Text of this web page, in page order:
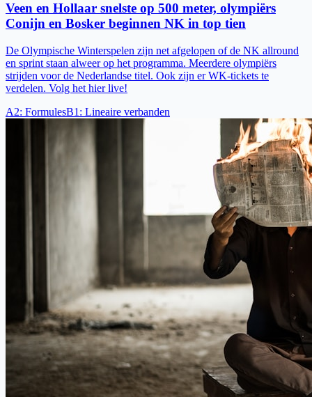
Veen en Hollaar snelste op 500 meter, olympiërs
Conijn en Bosker beginnen NK in top tien
De Olympische Winterspelen zijn net afgelopen of de NK allround
en sprint staan alweer op het programma. Meerdere olympiërs
strijden voor de Nederlandse titel. Ook zijn er WK-tickets te
verdelen. Volg het hier live!
A2: FormulesB1 : Lineaire verbanden